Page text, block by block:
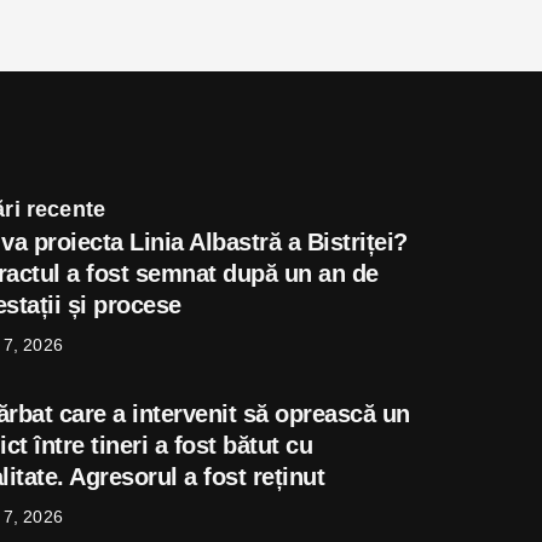
recente
proiecta Linia Albastră a Bistriței?
a fost semnat după un an de
și procese
2026
care a intervenit să oprească un
între tineri a fost bătut cu
Agresorul a fost reținut
2026